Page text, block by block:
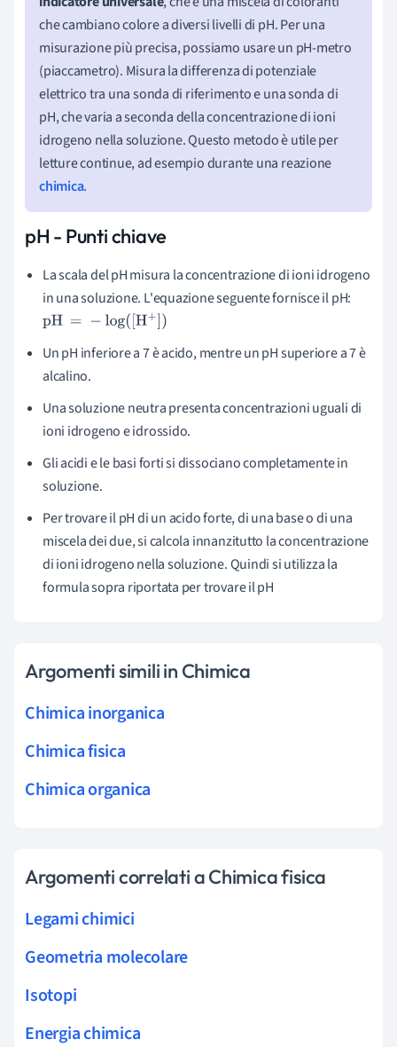
che cambiano colore a diversi livelli di pH. Per una
misurazione più precisa, possiamo usare un pH-metro
(piaccametro). Misura la differenza di potenziale
elettrico tra una sonda di riferimento e una sonda di
pH, che varia a seconda della concentrazione di ioni
idrogeno nella soluzione. Questo metodo è utile per
letture continue, ad esempio durante una reazione
chimica.
pH - Punti chiave
La scala del pH misura la concentrazione di ioni idrogeno
in una soluzione. L'equazione seguente fornisce il pH:
pH= -log ([H +])
Un pH inferiore a 7 è acido, mentre un pH superiore a 7 è
alcalino.
Una soluzione neutra presenta concentrazioni uguali di
ioni idrogeno e idrossido.
Gli acidi e le basi forti si dissociano completamente in
soluzione.
Per trovare il pH di un acido forte, di una base o di una
miscela dei due, si calcola innanzitutto la concentrazione
di ioni idrogeno nella soluzione. Quindi si utilizza la
formula sopra riportata per trovare il pH
Argomenti simili in Chimica
Chimica inorganica
Chimica fisica
Chimica organica
Argomenti correlati a Chimica fisica
Legami chimici
Geometria molecolare
Isotopi
Energia chimica